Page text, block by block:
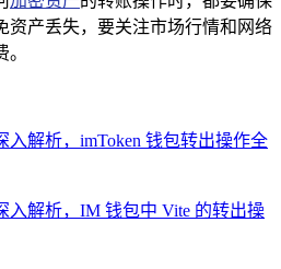
资产丢失，要关注市场行情和网络
入解析，imToken 钱包转出操作全
入解析，IM 钱包中 Vite 的转出操